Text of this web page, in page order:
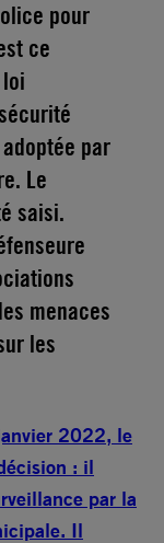
pour
ce
par
Le
saisi.
menaces
les
2022, le
: il
par la
Il